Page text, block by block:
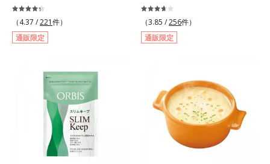
酵素と野菜＆果物のパワーで、スッ
キリ生活を応援する、粉末状の酵素
スムージーです。赤米や大麦などの
9種の素材を、黒・黄・白の3種の麹
キウイフルーツ粉末を配合。さらに
日常では摂りづらいスーパーフー
ド・ウィートグラスや緑黄色野菜な
ど、厳選した34種の野菜と果物もた
っぷり入っており、いろいろな素材
を手軽に摂取できます。やすらぎの
ローズマリーとペパーミントの2種
のハーブも入っています。豆乳また
（4.37 /221件）
通販限定
「生活を変えずにやせたい」といっ
た声に応えて、「L－カルニチン」
を4粒に500mg配合しました。カル
ニチンは肉類に豊富に含まれ、軽や
ダなく利用することで、効率よくウ
エイトダウン＆体型キープを目指し
ます。さらにL-カルニチンの働きを
助ける「茶カテキン」、「オクタコ
サノール」、ダイエットにも健康に
も欠かせない「ビタミンB2」の成
（3.85 /256件）
通販限定